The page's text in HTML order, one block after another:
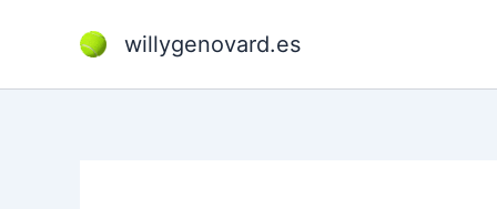
willygenovard.es